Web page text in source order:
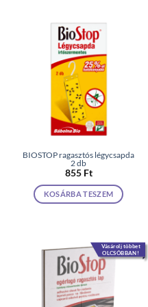
BIOSTOP ragasztós légycsapda
2 db
855 Ft
KOSÁRBA TESZEM
Vásárolj többet
OLCSÓBBAN!